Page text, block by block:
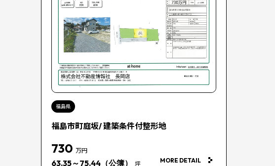
福島県
福島市町庭坂/ 建築条件付整形地
730 万円
63.35～75.44（公簿） 坪 MORE DETAIL